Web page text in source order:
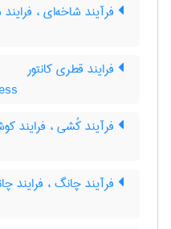
فرآیند شاخه‌ای ،
فرایند قطری کانتور
فرآیند کُشی ، فرایند
فرآیند چانگ ، فرایند